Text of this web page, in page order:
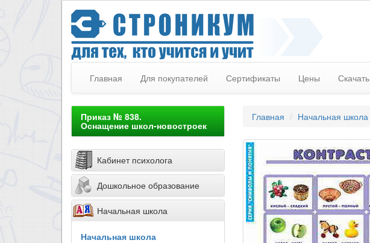
Главная Для покупателей Сертификаты Цены Скачать
Приказ № 838.
Оснащение школ-новостроек
Кабинет психолога
Дошкольное образование
Начальная школа
Начальная школа
Главная Начальная школа